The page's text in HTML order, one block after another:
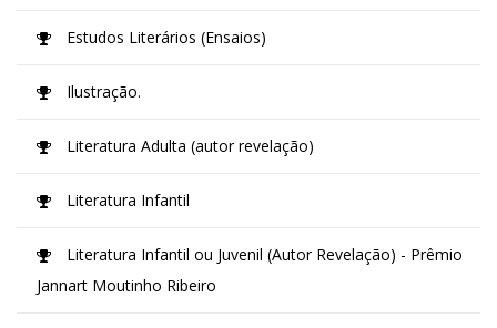
Estudos Literários (Ensaios)
Ilustração.
Literatura Adulta (autor revelação)
Literatura Infantil
Literatura Infantil ou Juvenil (Autor Revelação) - Prêmio
Jannart Moutinho Ribeiro